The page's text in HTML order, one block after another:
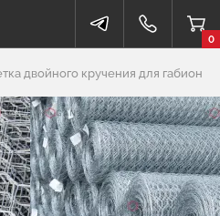
0
в корзину
двойного кручения для габионов